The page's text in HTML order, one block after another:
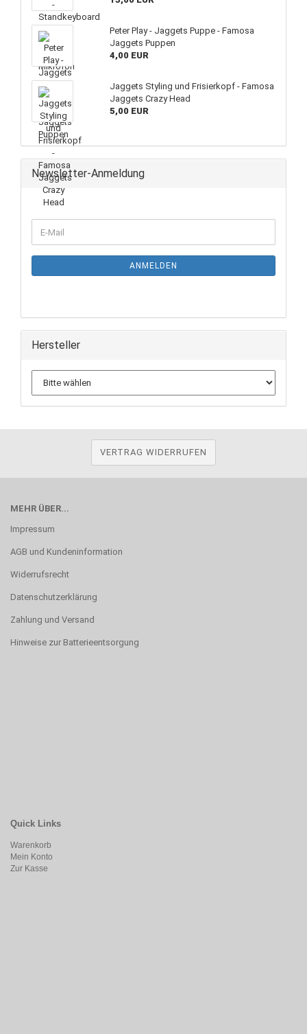
Peter Play - Jaggets Puppe - Famosa
Jaggets Puppen
4,00 EUR
Jaggets Styling und Frisierkopf - Famosa
Jaggets Crazy Head
5,00 EUR
Newsletter-Anmeldung
ANMELDEN
Hersteller
VERTRAG WIDERRUFEN
MEHR ÜBER...
Impressum
AGB und Kundeninformation
Widerrufsrecht
Datenschutzerklärung
Zahlung und Versand
Hinweise zur Batterieentsorgung
Quick Links
Warenkorb
Mein Konto
Zur Kasse